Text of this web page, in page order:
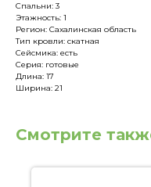
Спальни: 3
Этажность: 1
Регион: Сахалинская область
Тип кровли: скатная
Сейсмика: есть
Серия: готовые
Длина: 17
Ширина: 21
Смотрите